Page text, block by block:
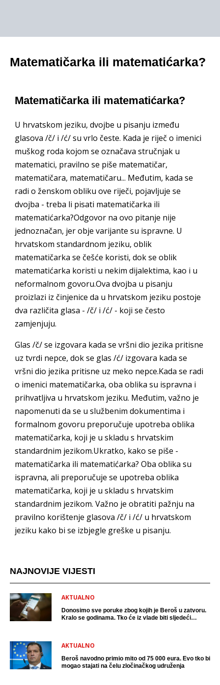
Matematičarka ili matematićarka?
Matematičarka ili matematićarka?
U hrvatskom jeziku, dvojbe u pisanju između
glasova /č/ i /ć/ su vrlo česte. Kada je riječ o imenici
muškog roda kojom se označava stručnjak u
matematici, pravilno se piše matematičar,
matematičara, matematičaru... Međutim, kada se
radi o ženskom obliku ove riječi, pojavljuje se
dvojba - treba li pisati matematičarka ili
matematićarka?Odgovor na ovo pitanje nije
jednoznačan, jer obje varijante su ispravne. U
hrvatskom standardnom jeziku, oblik
matematičarka se češće koristi, dok se oblik
matematićarka koristi u nekim dijalektima, kao i u
neformalnom govoru.Ova dvojba u pisanju
proizlazi iz činjenice da u hrvatskom jeziku postoje
dva različita glasa - /č/ i /ć/ - koji se često
zamjenjuju.
Glas /č/ se izgovara kada se vršni dio jezika pritisne
uz tvrdi nepce, dok se glas /ć/ izgovara kada se
vršni dio jezika pritisne uz meko nepce.Kada se radi
o imenici matematičarka, oba oblika su ispravna i
prihvatljiva u hrvatskom jeziku. Međutim, važno je
napomenuti da se u službenim dokumentima i
formalnom govoru preporučuje upotreba oblika
matematičarka, koji je u skladu s hrvatskim
standardnim jezikom.Ukratko, kako se piše -
matematičarka ili matematićarka? Oba oblika su
ispravna, ali preporučuje se upotreba oblika
matematičarka, koji je u skladu s hrvatskim
standardnim jezikom. Važno je obratiti pažnju na
pravilno korištenje glasova /č/ i /ć/ u hrvatskom
jeziku kako bi se izbjegle greške u pisanju.
NAJNOVIJE VIJESTI
AKTUALNO
Donosimo sve poruke zbog kojih je Beroš u zatvoru.
Kralo se godinama. Tko će iz vlade biti sljedeći
AKTUALNO
Beroš navodno primio mito od 75 000 eura. Evo tko bi
mogao stajati na čelu zločinačkog udruženja